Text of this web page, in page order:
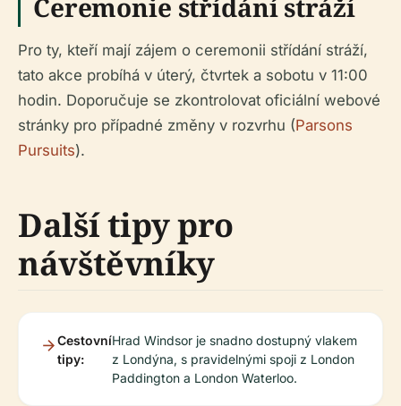
Ceremonie střídání stráží
Pro ty, kteří mají zájem o ceremonii střídání stráží,
tato akce probíhá v úterý, čtvrtek a sobotu v 11:00
hodin. Doporučuje se zkontrolovat oficiální webové
stránky pro případné změny v rozvrhu (Parsons
Pursuits).
Další tipy pro
návštěvníky
Cestovní
tipy:
Hrad Windsor je snadno dostupný vlakem
z Londýna, s pravidelnými spoji z London
Paddington a London Waterloo.